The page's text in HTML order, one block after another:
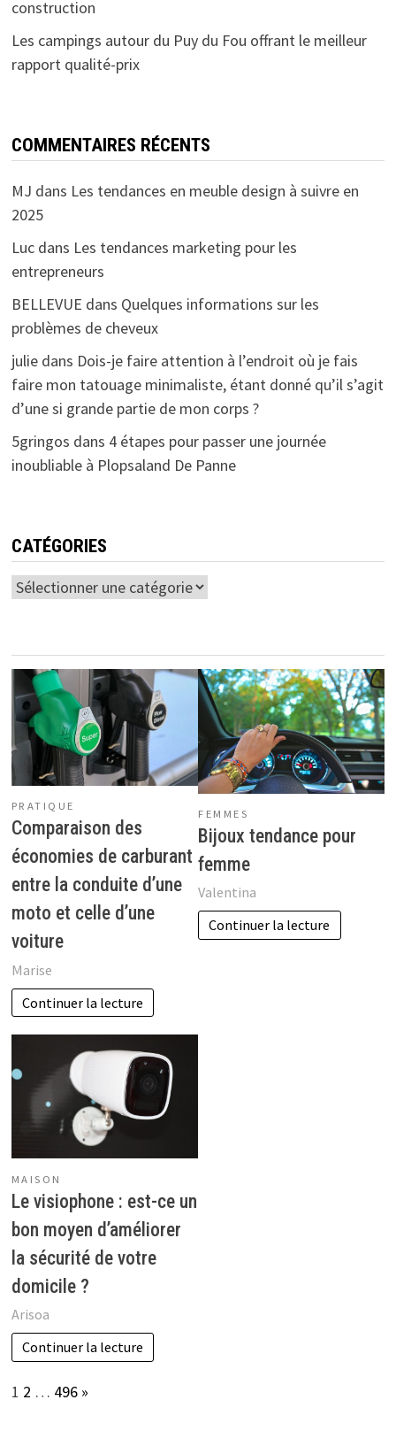
construction
Les campings autour du Puy du Fou offrant le meilleur
rapport qualité-prix
COMMENTAIRES RÉCENTS
MJ dans Les tendances en meuble design à suivre en
2025
Lucdans Les tendances marketing pour les
entrepreneurs
BELLEVUE dans Quelques informations sur les
problèmes de cheveux
juliedans Dois-je faire attention à l’endroit où je fais
faire mon tatouage minimaliste, étant donné qu’il s’agit
d’une si grande partie de mon corps ?
5gringos dans 4 étapes pour passer une journée
inoubliable à Plopsaland De Panne
CATÉGORIES
Catégories
PRATIQUE
Comparaison des
économies de carburant
entre la conduite d’une
moto et celle d’une
voiture
Marise
Continuer la lecture
FEMMES
Bijoux tendance pour
femme
Valentina
Continuer la lecture
MAISON
Le visiophone : est-ce un
bon moyen d’améliorer
la sécurité de votre
domicile ?
Arisoa
Continuer la lecture
Page:
1 2 … 496 Next
»